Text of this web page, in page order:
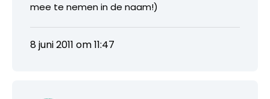
mee te nemen in de naam!)
8 juni 2011 om 11:47